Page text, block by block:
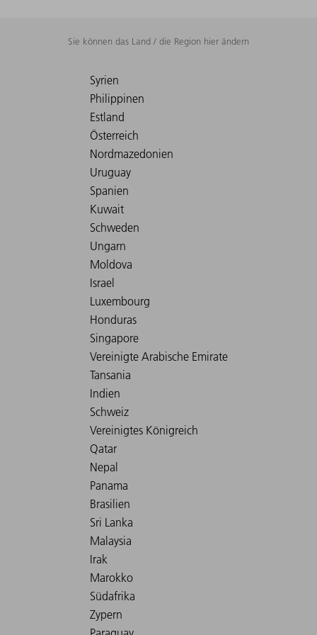
Sie können das Land / die Region hier ändern